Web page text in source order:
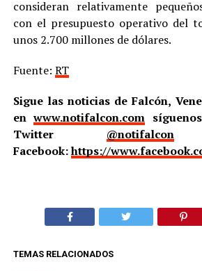
consideran relativamente
con el presupuesto operativo del
unos 2.700 millones de dólares.
Fuente: RT
Sigue las noticias de Falcón,
enwww.notifalcon.com
Twitter @notifalcon
Facebook:https://
TEMAS RELACIONADOS